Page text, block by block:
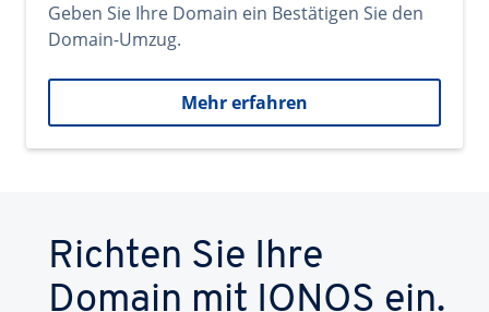
Geben Sie Ihre Domain ein Bestätigen Sie den
Domain-Umzug.
Mehr erfahren
Richten Sie Ihre
Domain mit IONOS ein.